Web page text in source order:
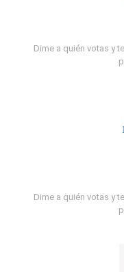
Dime a quién votas y
Dime a quién votas y